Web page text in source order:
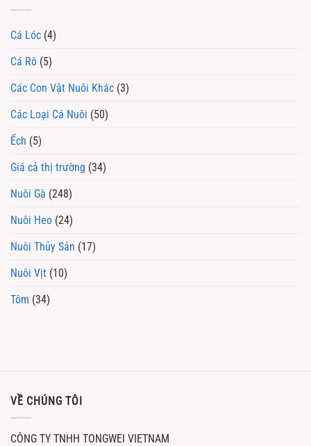
Cá Lóc (4)
Cá Rô (5)
Các Con Vật Nuôi Khác (3)
Các Loại Cá Nuôi (50)
Ếch (5)
Giá cả thị trường (34)
Nuôi Gà (248)
Nuôi Heo (24)
Nuôi Thủy Sản (17)
Nuôi Vịt (10)
Tôm (34)
VỀ CHÚNG TÔI
CÔNG TY TNHH TONGWEI VIETNAM